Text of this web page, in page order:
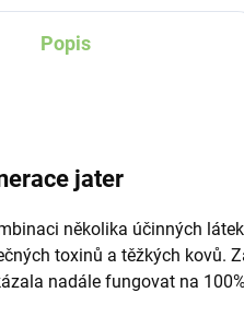
Popis
jater
několika účinných
toxinů a těžkých kovů.
nadále fungovat na